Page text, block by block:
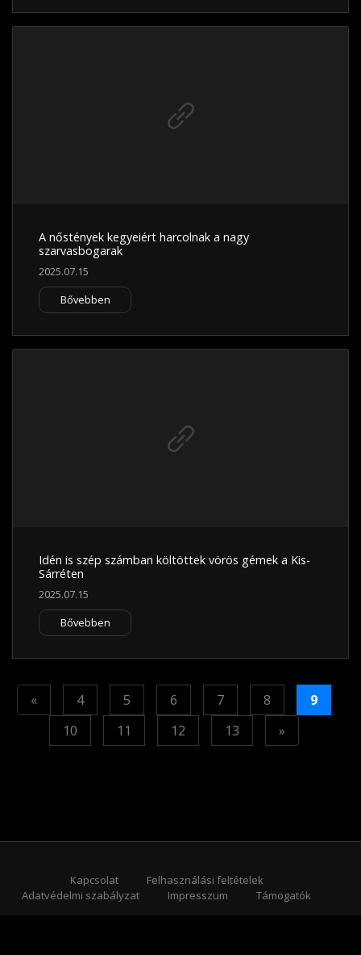
A nőstények kegyeiért harcolnak a nagy
szarvasbogarak
2025.07.15
Bővebben
Idén is szép számban költöttek vörös gémek a Kis-
Sárréten
2025.07.15
Bővebben
«Previous
4 5 6 7 8
9
10
11 12 13 »Next
Kapcsolat
Felhasználási feltételek
Adatvédelmi szabályzat
Impresszum
Támogatók